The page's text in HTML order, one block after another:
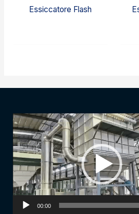
Essiccatore Flash
Video
Player
00:00